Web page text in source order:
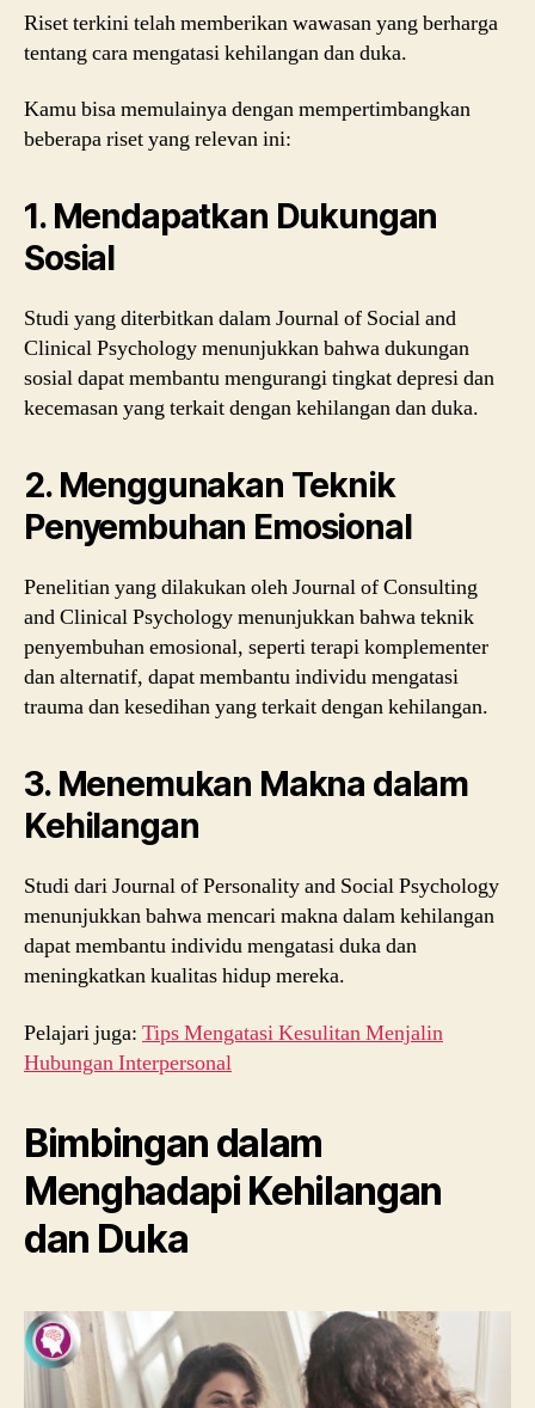
Riset terkini telah memberikan wawasan yang berharga
tentang cara mengatasi kehilangan dan duka.
Kamu bisa memulainya dengan mempertimbangkan
beberapa riset yang relevan ini:
1. Mendapatkan Dukungan
Sosial
Studi yang diterbitkan dalam Journal of Social and
Clinical Psychology menunjukkan bahwa dukungan
sosial dapat membantu mengurangi tingkat depresi dan
kecemasan yang terkait dengan kehilangan dan duka.
2. Menggunakan Teknik
Penyembuhan Emosional
Penelitian yang dilakukan oleh Journal of Consulting
and Clinical Psychology menunjukkan bahwa teknik
penyembuhan emosional, seperti terapi komplementer
dan alternatif, dapat membantu individu mengatasi
trauma dan kesedihan yang terkait dengan kehilangan.
3. Menemukan Makna dalam
Kehilangan
Studi dari Journal of Personality and Social Psychology
menunjukkan bahwa mencari makna dalam kehilangan
dapat membantu individu mengatasi duka dan
meningkatkan kualitas hidup mereka.
Pelajari juga: Tips Mengatasi Kesulitan Menjalin
Hubungan Interpersonal
Bimbingan dalam
Menghadapi Kehilangan
dan Duka